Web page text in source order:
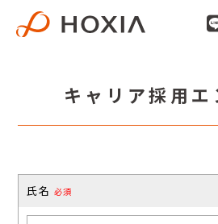
キャリア採用エ
氏名 必須